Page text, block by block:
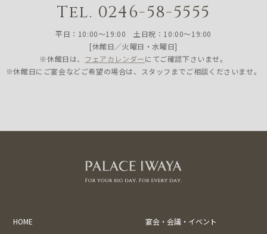
Tel. 0246-58-5555
平日：10:00〜19:00 土日祝：10:00〜19:00
[休館日／火曜日・水曜日]
※休館日は、 フェアカレンダーにてご確認下さいませ。
※休館日にご宴会などご希望の場合は、スタッフまでご相談くださいませ。
HOME
宴会・会議・イベント